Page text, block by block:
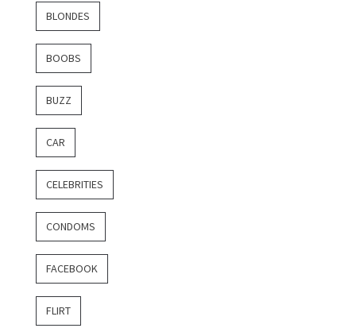
BLONDES
BOOBS
BUZZ
CAR
CELEBRITIES
CONDOMS
FACEBOOK
FLIRT